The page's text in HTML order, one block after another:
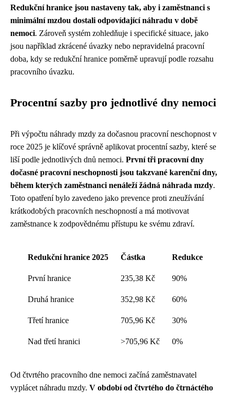
Redukční hranice jsou nastaveny tak, aby i zaměstnanci s
minimální mzdou dostali odpovídající náhradu v době
nemoci. Zároveň systém zohledňuje i specifické situace, jako
jsou například zkrácené úvazky nebo nepravidelná pracovní
doba, kdy se redukční hranice poměrně upravují podle rozsahu
pracovního úvazku.
Procentní sazby pro jednotlivé dny nemoci
Při výpočtu náhrady mzdy za dočasnou pracovní neschopnost v
roce 2025 je klíčové správně aplikovat procentní sazby, které se
liší podle jednotlivých dnů nemoci. První tři pracovní dny
dočasné pracovní neschopnosti jsou takzvané karenční dny,
během kterých zaměstnanci nenáleží žádná náhrada mzdy.
Toto opatření bylo zavedeno jako prevence proti zneužívání
krátkodobých pracovních neschopností a má motivovat
zaměstnance k zodpovědnému přístupu ke svému zdraví.
Redukční hranice 2025 Částka Redukce
První hranice 235,38 Kč 90%
Druhá hranice 352,98 Kč 60%
Třetí hranice 705,96 Kč 30%
Nad třetí hranici >705,96 Kč 0%
Od čtvrtého pracovního dne nemoci začíná zaměstnavatel
vyplácet náhradu mzdy. V období od čtvrtého do čtrnáctého